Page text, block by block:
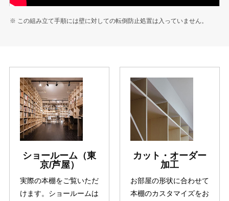
※ この組み立て手順には壁に対しての転倒防止処置は入っていません。
ショールーム（東
京/芦屋）
実際の本棚をご覧いただ
けます。ショールームは
カット・オーダー
加工
お部屋の形状に合わせて
本棚のカスタマイズをお